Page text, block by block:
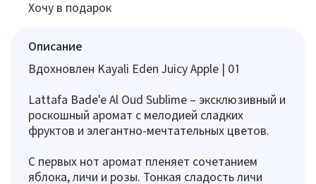
Хочу в подарок
Описание
Вдохновлен Kayali Eden Juicy Apple | 01
Lattafa Bade'e Al Oud Sublime – эксклюзивный и
роскошный аромат с мелодией сладких
фруктов и элегантно-мечтательных цветов.
С первых нот аромат пленяет сочетанием
яблока, личи и розы. Тонкая сладость личи